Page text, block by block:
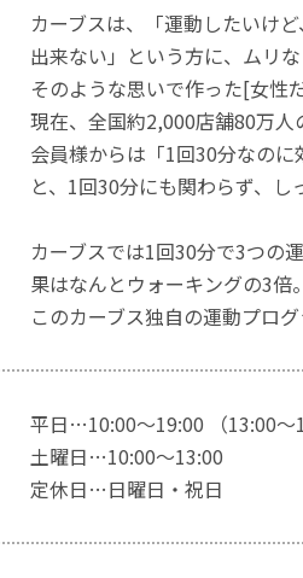
カーブスは、「運動したいけ
出来ない」という方に、ムリ
そのような思いで作った[女性
現在、全国約2,000店舗80万人
会員様からは「1回30分なの
と、1回30分にも関わらず、し
カーブスでは1回30分で3つの
果はなんとウォーキングの3倍。
このカーブス独自の運動プロ
平日…10:00～19:00 （13:00～
土曜日…10:00～13:00
定休日…日曜日・祝日